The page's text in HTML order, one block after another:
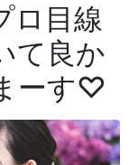
ロ目線
て良か
ーす♡